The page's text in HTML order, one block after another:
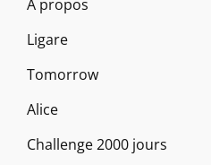
À propos
Ligare
Tomorrow
Alice
Challenge 2000 jours